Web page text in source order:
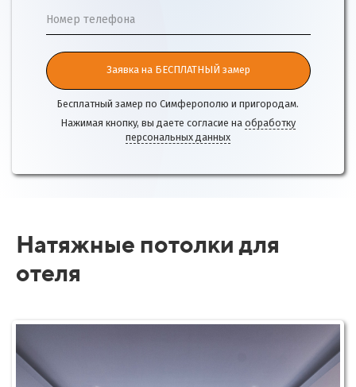
Номер телефона
Заявка на БЕСПЛАТНЫЙ замер
Бесплатный замер по Симферополю и пригородам.
Нажимая кнопку, вы даете согласие на обработку
персональных данных
Натяжные потолки для
отеля